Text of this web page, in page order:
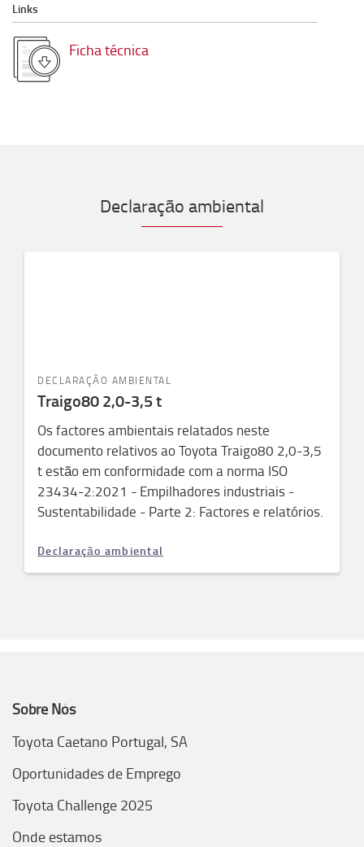
Links
Ficha técnica
Declaração ambiental
DECLARAÇÃO AMBIENTAL
Traigo80 2,0-3,5 t
Os factores ambientais relatados neste
documento relativos ao Toyota Traigo80 2,0-3,5
t estão em conformidade com a norma ISO
23434-2:2021 - Empilhadores industriais -
Sustentabilidade - Parte 2: Factores e relatórios.
Declaração ambiental
Sobre Nós
Toyota Caetano Portugal, SA
Oportunidades de Emprego
Toyota Challenge 2025
Onde estamos